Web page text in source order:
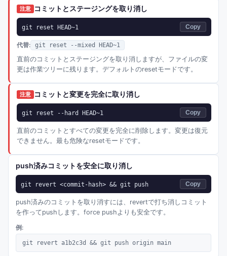
注意 コミットとステージングを取り消し
git reset HEAD~1 Copy
代替: git reset --mixed HEAD~1
直前のコミットとステージングを取り消しますが、ファイルの変
更は作業ツリーに残ります。デフォルトのresetモードです。
注意 コミットと変更を完全に取り消し
git reset --hard HEAD~1 Copy
直前のコミットとすべての変更を完全に削除します。変更は復元
できません。最も危険なresetモードです。
push済みコミットを安全に取り消し
git revert <commit-hash> && git push Copy
push済みのコミットを取り消すには、revertで打ち消しコミット
を作ってpushします。force pushよりも安全です。
例:
git revert a1b2c3d && git push origin main